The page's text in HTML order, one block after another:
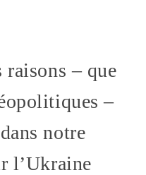
raisons – que
–
notre
l’Ukraine